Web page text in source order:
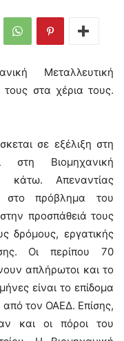
Μεταλλευτική
στα χέρια τους.
σε εξέλιξη στη
στη Βιομηχανική
κάτω. Απεναντίας
στο πρόβλημα του
προσπάθειά τους
δρόμους, εργατικής
Οι περίπου 70
απλήρωτοι και το
είναι το επίδομα
τον ΟΑΕΔ. Επίσης,
και οι πόροι του